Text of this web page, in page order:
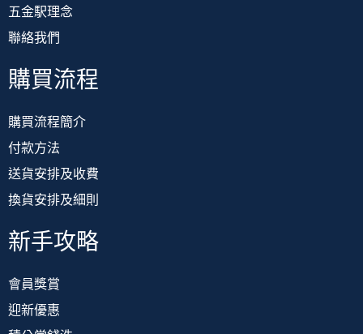
五金駅理念
聯絡我們
購買流程
購買流程簡介
付款方法
送貨安排及收費
換貨安排及細則
新手攻略
會員獎賞
迎新優惠